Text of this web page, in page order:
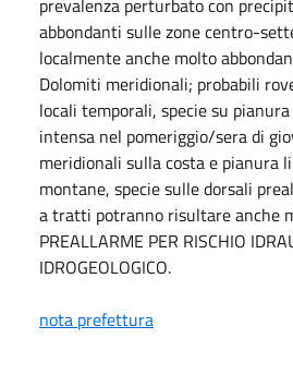
abbondanti sulle zone centro-
localmente anche molto
Dolomiti meridionali; probabili
locali temporali, specie su pianura
intensa nel pomeriggio/sera di
meridionali sulla costa e pianura
montane, specie sulle dorsali
a tratti potranno risultare anche
PREALLARME PER RISCHIO
IDROGEOLOGICO.
nota prefettura